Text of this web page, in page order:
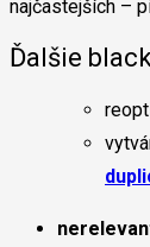
najčastejších –
Ďalšie